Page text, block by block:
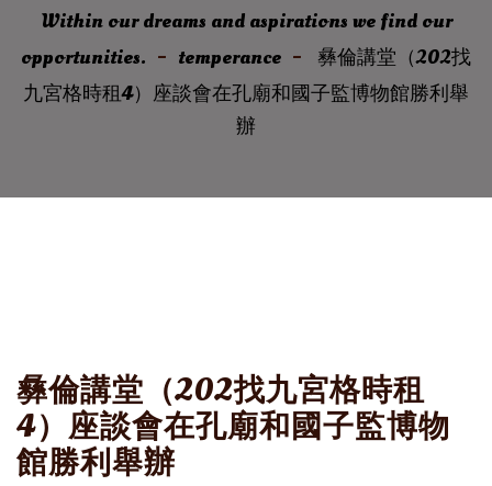
Within our dreams and aspirations we find our
opportunities.
temperance
彝倫講堂（202找
九宮格時租4）座談會在孔廟和國子監博物館勝利舉
辦
彝倫講堂（202找九宮格時租
4）座談會在孔廟和國子監博物
館勝利舉辦